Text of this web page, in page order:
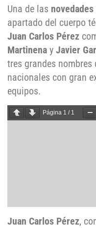
Una de las
apartado del cuerpo
Juan Carlos Pérez
Martinena y Javier
tres grandes
nacionales con gran
equipos.
Página 1 / 1
Juan Carlos Pérez,